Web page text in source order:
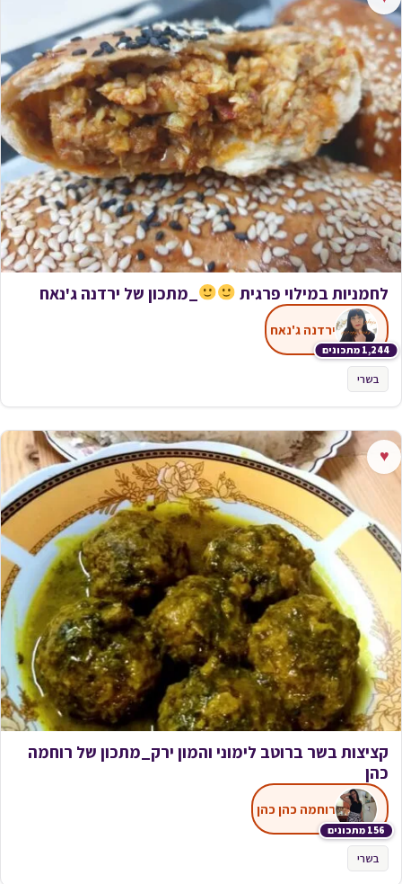
לחמניות במילוי פרגית _מתכון של ירדנה ג'נאח
1,244 מתכונים
ירדנה ג'נאח
בשרי
♥
קציצות בשר ברוטב לימוני והמון ירק_מתכון של רוחמה
כהן
156 מתכונים
רוחמה כהן כהן
בשרי